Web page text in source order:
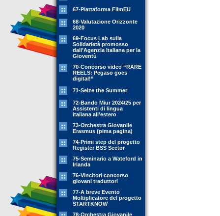
67-Piattaforma FilmEU
68-Valutazione Orizzonte
2020
69-Focus Lab sulla
Solidarietà promosso
dall’Agenzia Italiana per la
Gioventù
70-Concorso video “RARE
REELS: Pegaso goes
digital!”
71-Seize the Summer
72-Bando Miur 2024/25 per
Assistenti di lingua
italiana all’estero
73-Orchestra Giovanile
Erasmus (pima pagina)
74-Primi step del progetto
Register BSS Sector
75-Seminario a Wateford in
Irlanda
76-Vincitori concorso
giovani traduttori
77-A breve Evento
Moltiplicatore del progetto
STARTKNOW
78-Orchestra Giovanile